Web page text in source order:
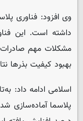
وی افزود: فناوری
داشته است. این
مشکلات مهم
بهبود کیفیت بذرها